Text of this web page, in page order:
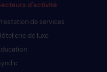
d’activité
de services
de luxe